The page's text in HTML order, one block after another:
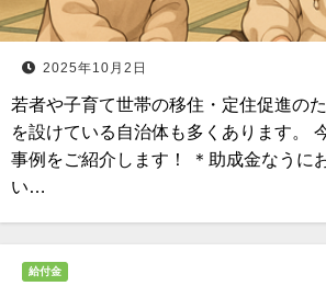
2025年10月2日
若者や子育て世帯の移住・定住促進の
を設けている自治体も多くあります。
事例をご紹介します！ ＊助成金なうに
い…
給付金